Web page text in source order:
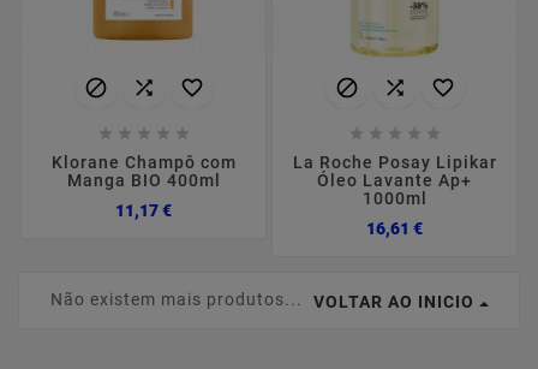
  
    
Klorane Champô com
Manga BIO 400ml
11,17 €Preço
  
    
La Roche Posay Lipikar
Óleo Lavante Ap+
1000ml
16,61 €Preço
Não existem mais produtos... VOLTAR AO INICIO